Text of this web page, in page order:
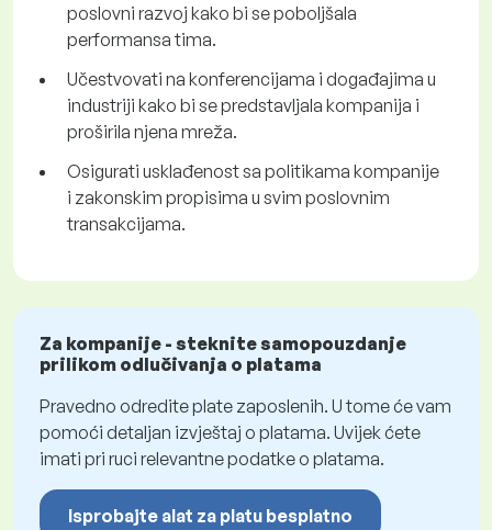
poslovni razvoj kako bi se poboljšala
performansa tima.
Učestvovati na konferencijama i događajima u
industriji kako bi se predstavljala kompanija i
proširila njena mreža.
Osigurati usklađenost sa politikama kompanije
i zakonskim propisima u svim poslovnim
transakcijama.
Za kompanije - steknite samopouzdanje
prilikom odlučivanja o platama
Pravedno odredite plate zaposlenih. U tome će vam
pomoći detaljan izvještaj o platama. Uvijek ćete
imati pri ruci relevantne podatke o platama.
Isprobajte alat za platu besplatno